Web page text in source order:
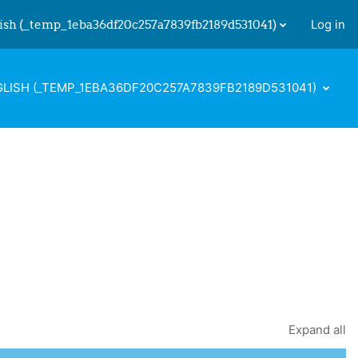
input
‎(_temp_1eba36df20c257a7839fb2189d531041)‎ Log in
‎(_TEMP_1EBA36DF20C257A7839FB2189D531041)‎
Expand all